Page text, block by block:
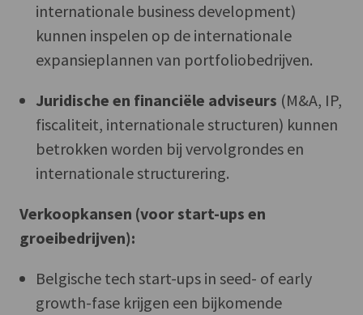
internationale business development)
kunnen inspelen op de internationale
expansieplannen van portfolio­bedrijven.
Juridische en financiële adviseurs (M&A, IP,
fiscaliteit, internationale structuren) kunnen
betrokken worden bij vervolgrondes en
internationale structurering.
Verkoopkansen (voor start-ups en
groeibedrijven):
Belgische tech start-ups in seed- of early
growth-fase krijgen een bijkomende